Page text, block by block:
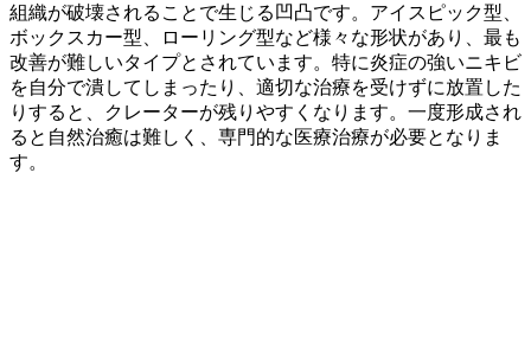
組織が破壊されることで生じる凹凸です。アイスピック型、
ボックスカー型、ローリング型など様々な形状があり、最も
改善が難しいタイプとされています。特に炎症の強いニキビ
を自分で潰してしまったり、適切な治療を受けずに放置した
りすると、クレーターが残りやすくなります。一度形成され
ると自然治癒は難しく、専門的な医療治療が必要となりま
す。